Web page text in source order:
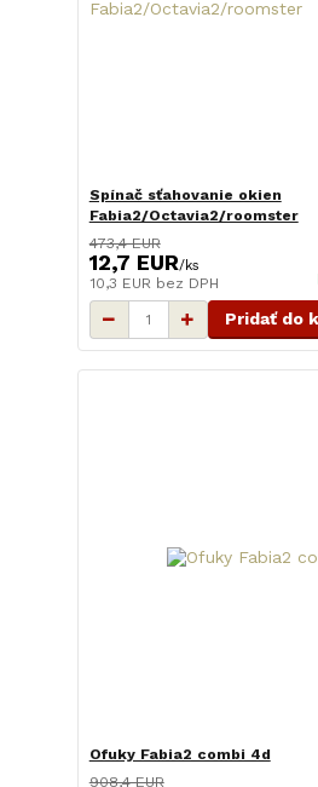
Spínač sťahovanie okien
Fabia2/Octavia2/roomster
473,4 EUR
12,7 EUR/ks
10,3 EUR bez DPH
Pridať do
Ofuky Fabia2 combi 4d
908,4 EUR